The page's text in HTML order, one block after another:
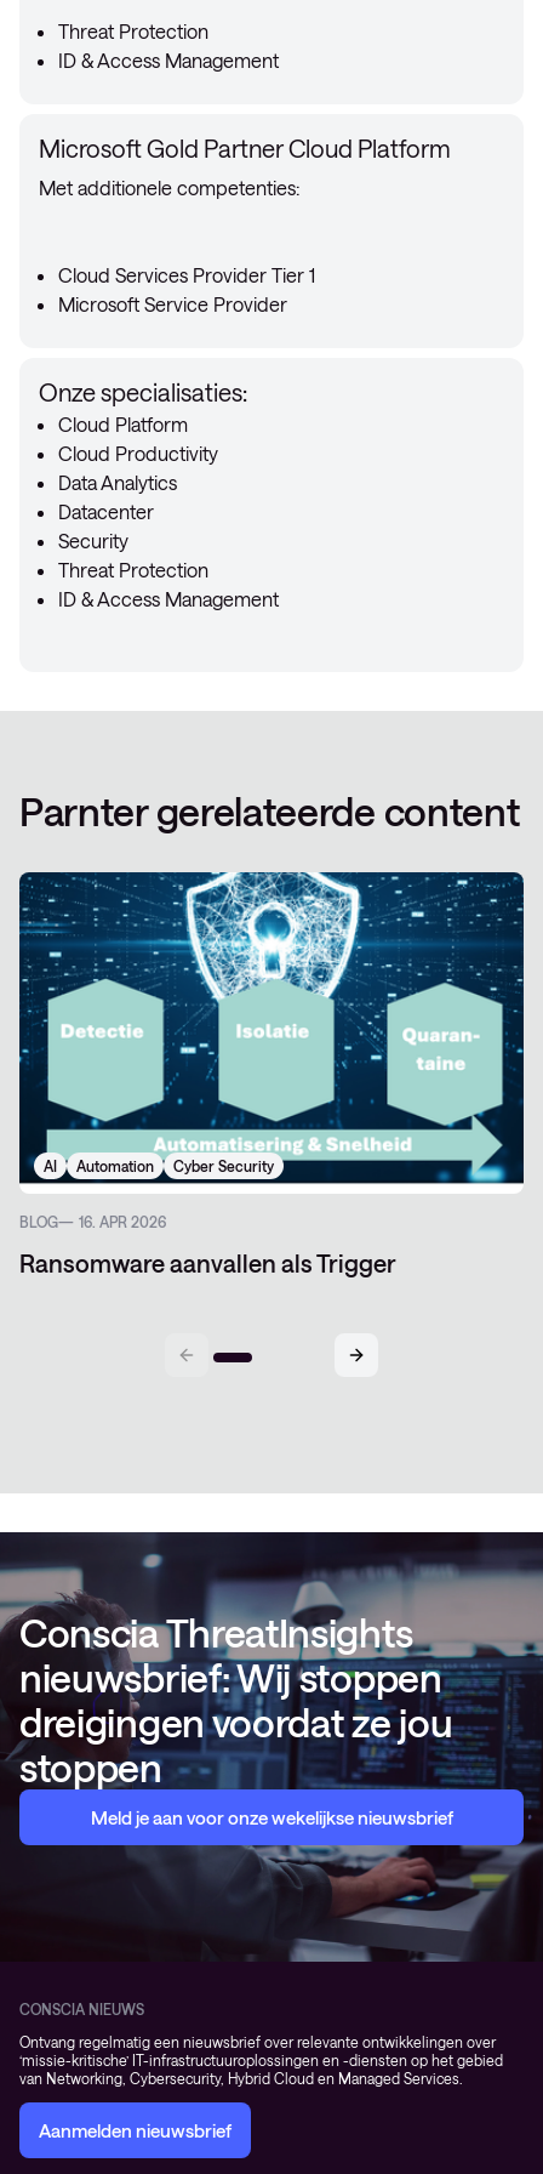
Threat Protection
ID & Access Management
Microsoft Gold Partner Cloud Platform
Met additionele competenties:
Cloud Services Provider Tier 1
Microsoft Service Provider
Onze specialisaties:
Cloud Platform
Cloud Productivity
Data Analytics
Datacenter
Security
Threat Protection
ID & Access Management
Parnter gerelateerde content
AI Automation Cyber Security
BLOG 16. APR 2026
Ransomware aanvallen als Trigger
Conscia ThreatInsights
nieuwsbrief: Wij stoppen
dreigingen voordat ze jou
stoppen
Meld je aan voor onze wekelijkse nieuwsbrief
CONSCIA NIEUWS
Ontvang regelmatig een nieuwsbrief over relevante ontwikkelingen over
‘missie-kritische’ IT-infrastructuuroplossingen en -diensten op het gebied
van Networking, Cybersecurity, Hybrid Cloud en Managed Services.
Aanmelden nieuwsbrief